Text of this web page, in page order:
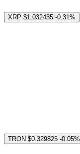
XRP $1.032435 -0.31%
TRON $0.329825 -0.05%